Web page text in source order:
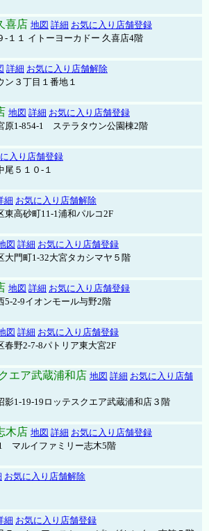
喜店 地図 詳細 お気に入り店舗登録
-１１ イトーヨーカドー 久喜店4階
詳細 お気に入り店舗解除
ン３丁目１番地１
地図 詳細 お気に入り店舗登録
原1-854-1 ステラタウン公園棟2階
入り店舗登録
尾５１０-１
細 お気に入り店舗解除
東高砂町11-1浦和パルコ2F
図 詳細 お気に入り店舗登録
大門町1-32大宮タカシマヤ５階
地図 詳細 お気に入り店舗登録
5-2-9イオンモール与野2階
図 詳細 お気に入り店舗登録
春野2-7-8パトリア東大宮2F
エア武蔵浦和店 地図 詳細 お気に入り店舗
影1-19-19ロッテスクエア武蔵浦和店３階
木店 地図 詳細 お気に入り店舗登録
マルイファミリー志木5階
お気に入り店舗解除
細 お気に入り店舗登録